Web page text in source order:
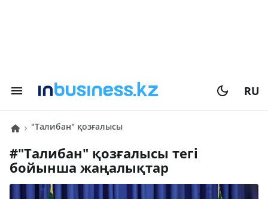
RU
"Талибан" қозғалысы
# "Талибан" қозғалысы тегі
бойынша жаңалықтар